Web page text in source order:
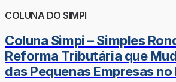
COLUNA DO SIMPI
Coluna Simpi – Simples
Reforma Tributária que
das Pequenas Empresas